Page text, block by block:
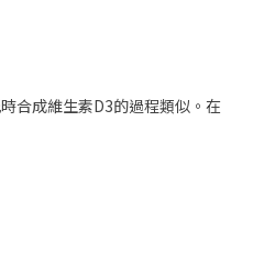
合成維生素D3的過程類似。在